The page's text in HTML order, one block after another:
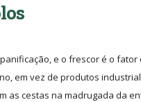
e o frescor é o
em vez de produtos
cestas na madrugada da